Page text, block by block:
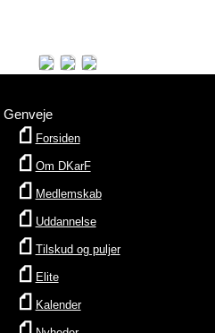
Genveje
Forsiden
Om DKarF
Medlemskab
Uddannelse
Tilskud og puljer
Elite
Kalender